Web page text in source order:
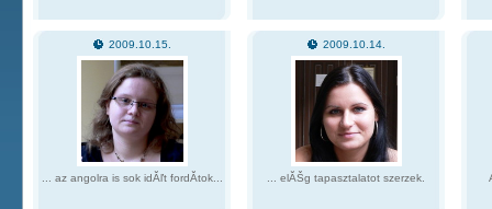
2009.10.15.
... az angolra is sok idĂľt fordĂ­tok...
2009.10.14.
... elĂŠg tapasztalatot szerzek.